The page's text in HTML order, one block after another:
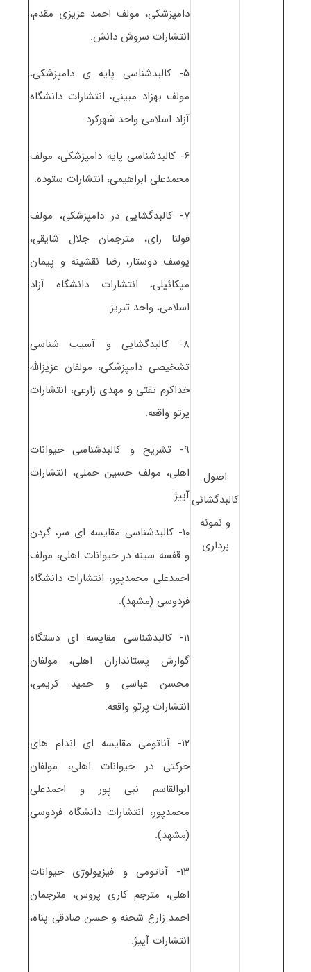
اصول
کالبدگشائی
و نمونه
برداری
دامپزشکی، مولف احمد عزیزی مقدم،
انتشارات سروش دانش.
۵- کالبدشناسی پایه ی دامپزشکی،
مولف بهزاد مبینی، انتشارات دانشگاه
آزاد اسلامی واحد شهرکرد.
۶- کالبدشناسی پایه دامپزشکی، مولف
محمدعلی ابراهیمی، انتشارات ستوده.
۷- کالبدگشایی در دامپزشکی، مولف
فولنا رای، مترجمان جلال شایقی،
یوسف دوستار، رضا نقشینه و پیمان
میکائیلی، انتشارات دانشگاه آزاد
اسلامی، واحد تبریز.
۸- کالبدگشایی و آسیب شناسی
تشخیصی دامپزشکی، مولفان عزیزالله
خداکرم تفتی و مهدی زارعی، انتشارات
پرتو واقعه.
۹- تشریح و کالبدشناسی حیوانات
اهلی، مولف حسین حملی، انتشارات
آییژ.
۱۰- کالبدشناسی مقایسه ای سر، گردن
و قفسه سینه در حیوانات اهلی، مولف
احمدعلی محمدپور، انتشارات دانشگاه
فردوسی (مشهد).
۱۱- کالبدشناسی مقایسه ای دستگاه
گوارش پستانداران اهلی، مولفان
محسن عباسی و حمید کریمی،
انتشارات پرتو واقعه.
۱۲- آناتومی مقایسه ای اندام های
حرکتی در حیوانات اهلی، مولفان
ابوالقاسم نبی پور و احمدعلی
محمدپور، انتشارات دانشگاه فردوسی
(مشهد).
۱۳- آناتومی و فیزیولوژی حیوانات
اهلی، مترجم کاری پروس، مترجمان
احمد زارع شحنه و حسن صادقی پناه،
انتشارات آییژ.